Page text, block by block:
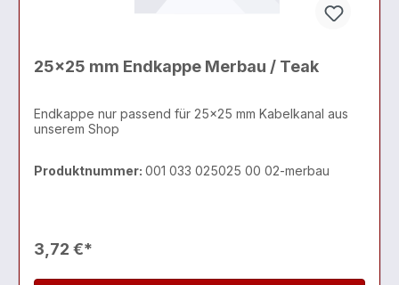
25x25 mm Endkappe Merbau / Teak
Endkappe nur passend für 25x25 mm Kabelkanal aus
unserem Shop
Produktnummer: 001 033 025025 00 02-merbau
3,72 €*